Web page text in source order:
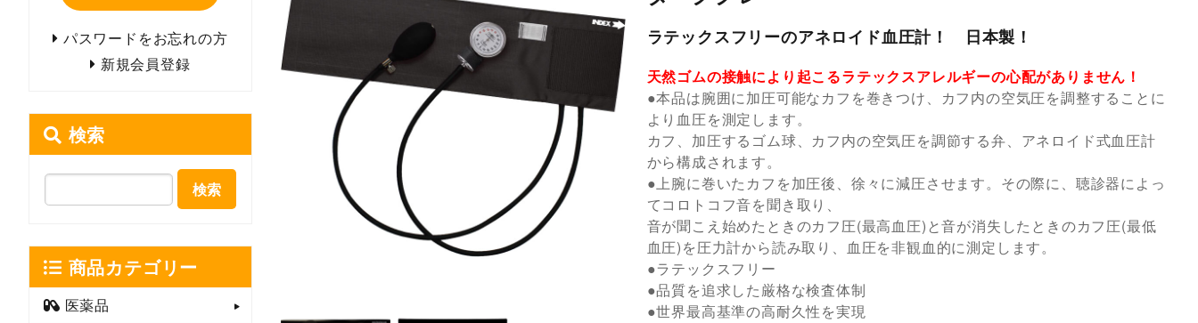
ラテックスフリーのアネロイド血圧計！ 日本製！
天然ゴムの接触により起こるラテックスアレルギーの心配がありません！
●本品は腕囲に加圧可能なカフを巻きつけ、カフ内の空気圧を調整することに
より血圧を測定します。
カフ、加圧するゴム球、カフ内の空気圧を調節する弁、アネロイド式血圧計
から構成されます。
●上腕に巻いたカフを加圧後、徐々に減圧させます。その際に、聴診器によっ
てコロトコフ音を聞き取り、
音が聞こえ始めたときのカフ圧(最高血圧)と音が消失したときのカフ圧(最低
血圧)を圧力計から読み取り、血圧を非観血的に測定します。
●ラテックスフリー
●品質を追求した厳格な検査体制
●世界最高基準の高耐久性を実現
パスワードをお忘れの方
新規会員登録
検索
検索
商品カテゴリー
医薬品